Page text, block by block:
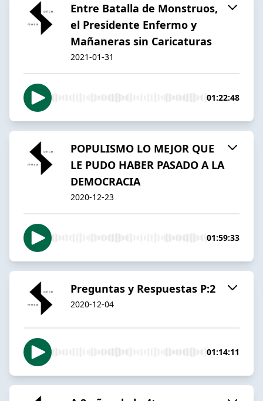
Entre Batalla de Monstruos,
el Presidente Enfermo y
Mañaneras sin Caricaturas
2021-01-31
01:22:48
POPULISMO LO MEJOR QUE
LE PUDO HABER PASADO A LA
DEMOCRACIA
2020-12-23
01:59:33
Preguntas y Respuestas P:2
2020-12-04
01:14:11